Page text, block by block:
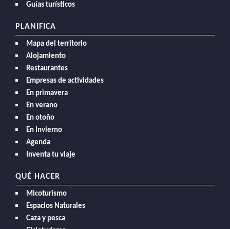
Guías turísticos
PLANIFICA
Mapa del territorio
Alojamiento
Restaurantes
Empresas de actividades
En primavera
En verano
En otoño
En Invierno
Agenda
Inventa tu viaje
QUÉ HACER
Micoturismo
Espacios Naturales
Caza y pesca